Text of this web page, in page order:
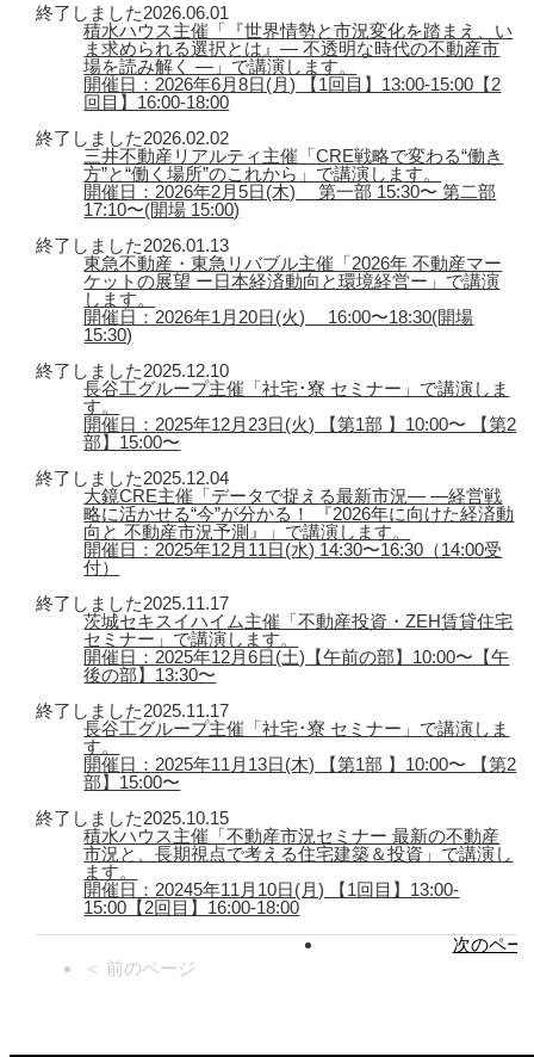
終了しました2026.06.01
積水ハウス主催「『世界情勢と市況変化を踏まえ、い
ま求められる選択とは』― 不透明な時代の不動産市
場を読み解く ―」で講演します。
開催日：2026年6月8日(月) 【1回目】13:00-15:00【2
回目】16:00-18:00
終了しました2026.02.02
三井不動産リアルティ主催「CRE戦略で変わる“働き
方”と“働く場所”のこれから」で講演します。
開催日：2026年2月5日(木) 第一部 15:30〜 第二部
17:10〜(開場 15:00)
終了しました2026.01.13
東急不動産・東急リバブル主催「2026年 不動産マー
ケットの展望 ー日本経済動向と環境経営ー」で講演
します。
開催日：2026年1月20日(火) 16:00〜18:30(開場
15:30)
終了しました2025.12.10
長谷工グループ主催「社宅･寮 セミナー」で講演しま
す。
開催日：2025年12月23日(火) 【第1部 】10:00〜 【第2
部】15:00〜
終了しました2025.12.04
大鏡CRE主催「データで捉える最新市況― ―経営戦
略に活かせる“今”が分かる！ 『2026年に向けた経済動
向と 不動産市況予測』」で講演します。
開催日：2025年12月11日(水) 14:30〜16:30（14:00受
付）
終了しました2025.11.17
茨城セキスイハイム主催「不動産投資・ZEH賃貸住宅
セミナー」で講演します。
開催日：2025年12月6日(土)【午前の部】10:00〜【午
後の部】13:30〜
終了しました2025.11.17
長谷工グループ主催「社宅･寮 セミナー」で講演しま
す。
開催日：2025年11月13日(木) 【第1部 】10:00〜 【第2
部】15:00〜
終了しました2025.10.15
積水ハウス主催「不動産市況セミナー 最新の不動産
市況と、長期視点で考える住宅建築＆投資」で講演し
ます。
開催日：20245年11月10日(月) 【1回目】13:00-
15:00【2回目】16:00-18:00
＜ 前のページ
次のペー